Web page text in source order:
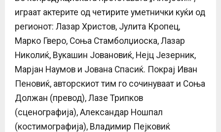
играат актерите од четирите уметнички куќи од
регионот: Лазар Христов, Јулита Кропец,
Марко Гверо, Соња Стамболџиоска, Лазар
Николиќ, Вукашин Јовановиќ, Нејц Језерник,
Марјан Наумов и Јована Спасиќ. Покрај Иван
Пеновиќ, авторскиот тим го сочинуваат и Соња
Должан (превод), Лазе Трипков
(сценографија), Александар Ношпал
(костимографија), Владимир Пејковиќ